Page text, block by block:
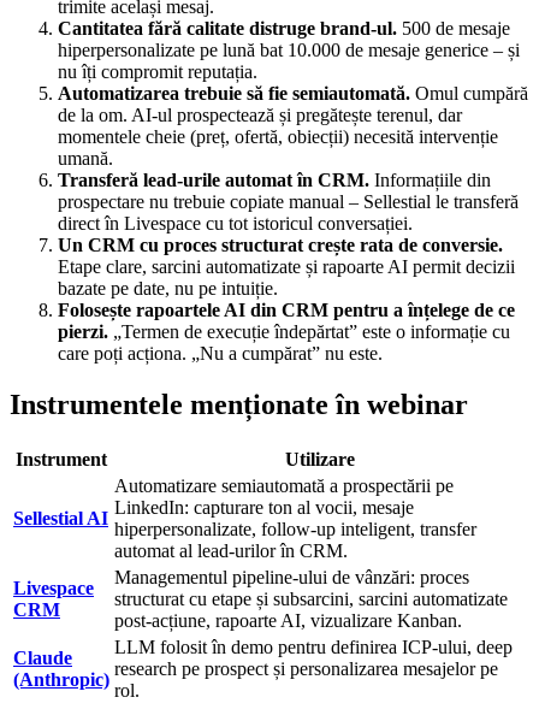
trimite același mesaj.
Cantitatea fără calitate distruge brand-ul. 500 de mesaje
hiperpersonalizate pe lună bat 10.000 de mesaje generice – și
nu îți compromit reputația.
Automatizarea trebuie să fie semiautomată. Omul cumpără
de la om. AI-ul prospectează și pregătește terenul, dar
momentele cheie (preț, ofertă, obiecții) necesită intervenție
umană.
Transferă lead-urile automat în CRM. Informațiile din
prospectare nu trebuie copiate manual – Sellestial le transferă
direct în Livespace cu tot istoricul conversației.
Un CRM cu proces structurat crește rata de conversie.
Etape clare, sarcini automatizate și rapoarte AI permit decizii
bazate pe date, nu pe intuiție.
Folosește rapoartele AI din CRM pentru a înțelege de ce
pierzi. „Termen de execuție îndepărtat” este o informație cu
care poți acționa. „Nu a cumpărat” nu este.
Instrumentele menționate în webinar
Instrument Utilizare
Sellestial AI
Automatizare semiautomată a prospectării pe
LinkedIn: capturare ton al vocii, mesaje
hiperpersonalizate, follow-up inteligent, transfer
automat al lead-urilor în CRM.
Livespace
CRM
Managementul pipeline-ului de vânzări: proces
structurat cu etape și subsarcini, sarcini automatizate
post-acțiune, rapoarte AI, vizualizare Kanban.
Claude
(Anthropic)
LLM folosit în demo pentru definirea ICP-ului, deep
research pe prospect și personalizarea mesajelor pe
rol.